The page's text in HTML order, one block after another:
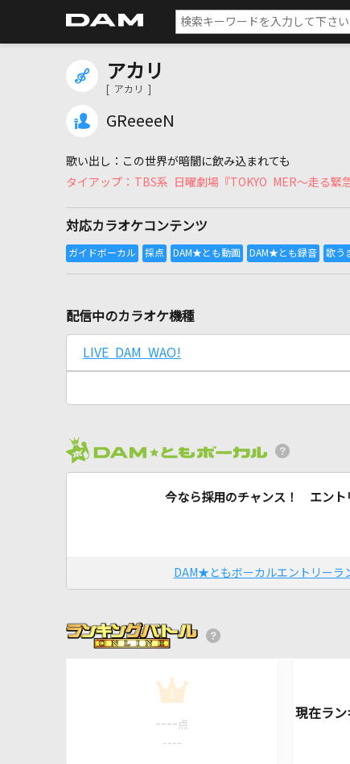
アカリ
[ アカリ ]
GReeeeN
この世界が暗闇に飲み込まれても
TBS系 日曜劇場『TOKYO MER～走る緊
対応カラオケコンテンツ
配信中のカラオケ機種
LIVE DAM WAO!
今なら採用のチャンス！ エント
DAM★ともボーカルエントリーラ
1
---- 点
----